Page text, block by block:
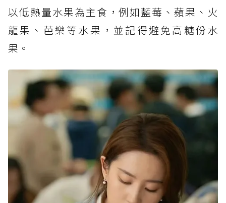
以低熱量水果為主食，例如藍莓、蘋果、火
龍果、芭樂等水果，並記得避免高糖份水
果。